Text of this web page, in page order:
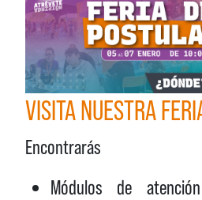
VISITA NUESTRA
Encontrarás
Módulos de